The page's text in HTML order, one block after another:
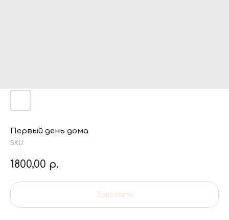
Первый день дома
SKU:
1800,00 р.
Заказать